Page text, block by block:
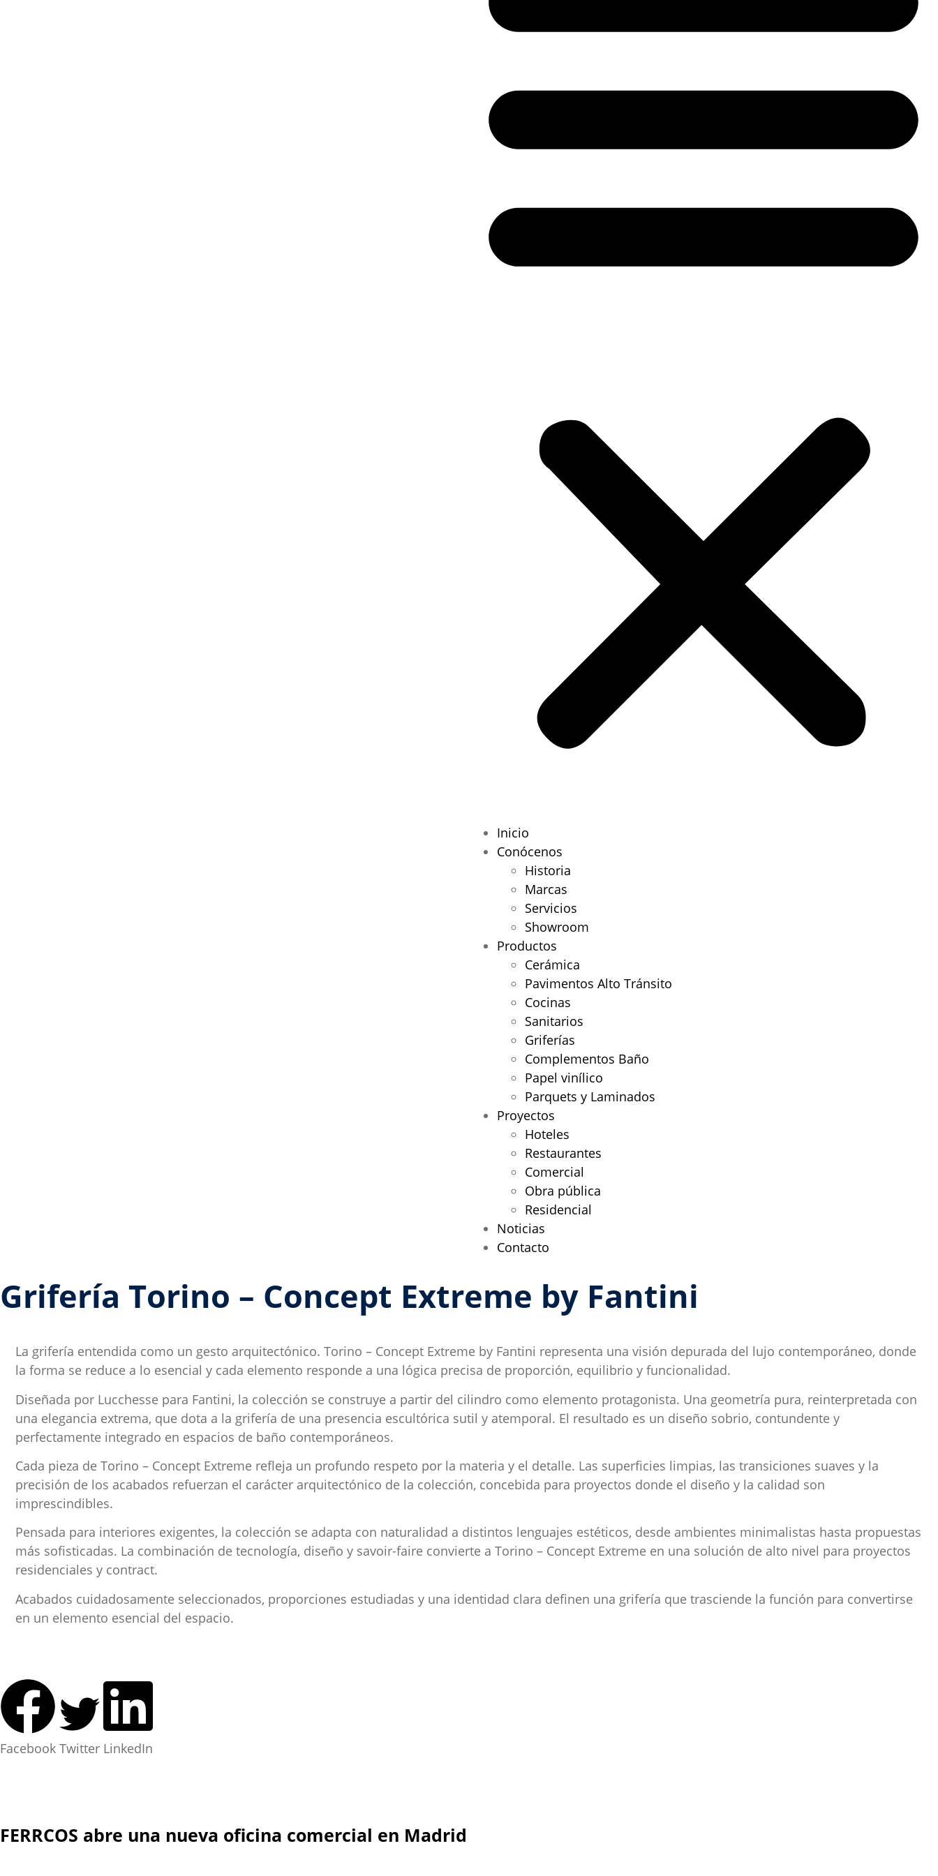
Inicio
Conócenos
Historia
Marcas
Servicios
Showroom
Productos
Cerámica
Pavimentos Alto Tránsito
Cocinas
Sanitarios
Griferías
Complementos Baño
Papel vinílico
Parquets y Laminados
Proyectos
Hoteles
Restaurantes
Comercial
Obra pública
Residencial
Noticias
Contacto
Grifería Torino – Concept Extreme by Fantini
La grifería entendida como un gesto arquitectónico. Torino – Concept Extreme by Fantini representa una visión depurada del lujo contemporáneo, donde
la forma se reduce a lo esencial y cada elemento responde a una lógica precisa de proporción, equilibrio y funcionalidad.
Diseñada por Lucchesse para Fantini, la colección se construye a partir del cilindro como elemento protagonista. Una geometría pura, reinterpretada con
una elegancia extrema, que dota a la grifería de una presencia escultórica sutil y atemporal. El resultado es un diseño sobrio, contundente y
perfectamente integrado en espacios de baño contemporáneos.
Cada pieza de Torino – Concept Extreme refleja un profundo respeto por la materia y el detalle. Las superficies limpias, las transiciones suaves y la
precisión de los acabados refuerzan el carácter arquitectónico de la colección, concebida para proyectos donde el diseño y la calidad son
imprescindibles.
Pensada para interiores exigentes, la colección se adapta con naturalidad a distintos lenguajes estéticos, desde ambientes minimalistas hasta propuestas
más sofisticadas. La combinación de tecnología, diseño y savoir-faire convierte a Torino – Concept Extreme en una solución de alto nivel para proyectos
residenciales y contract.
Acabados cuidadosamente seleccionados, proporciones estudiadas y una identidad clara definen una grifería que trasciende la función para convertirse
en un elemento esencial del espacio.
Facebook Twitter LinkedIn
FERRCOS abre una nueva oficina comercial en Madrid